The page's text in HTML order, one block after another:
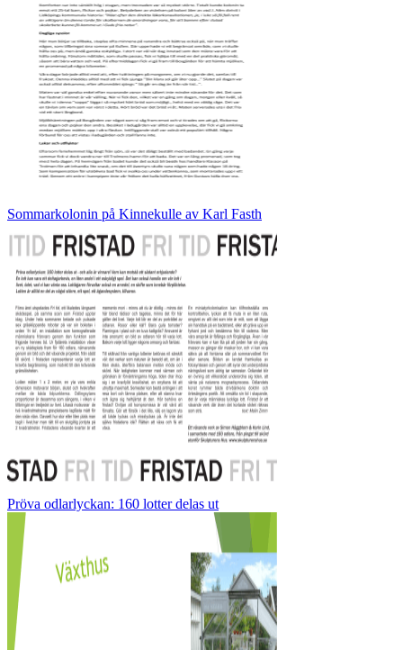
Sommarkolonin på Kinnekulle av Karl Fasth
Pröva odlarlyckan: 160 lotter delas ut